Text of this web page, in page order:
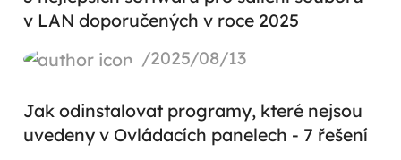
v LAN doporučených v roce 2025
/2025/08/13
Jak odinstalovat programy, které nejsou
uvedeny v Ovládacích panelech - 7 řešení